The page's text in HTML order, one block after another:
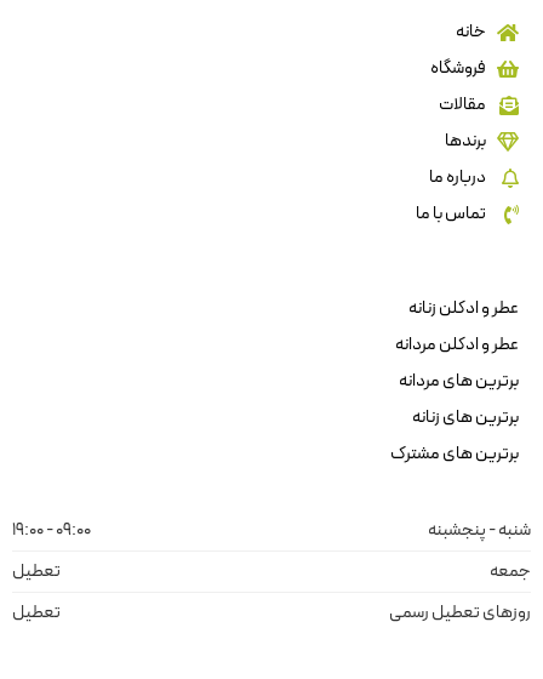
خانه
فروشگاه
مقالات
برندها
درباره ما
تماس با ما
عطر و ادکلن زنانه
عطر و ادکلن مردانه
برترین های مردانه
برترین های زنانه
برترین های مشترک
شنبه - پنجشبنه
09:00 - 19:00
جمعه
تعطیل
روزهای تعطیل رسمی
تعطیل